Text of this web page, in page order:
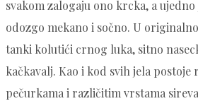
svakom zalogaju ono krcka, a
odozgo mekano i sočno. U
tanki kolutići crnog luka, sitno
kačkavalj. Kao i kod svih jela postoje
pečurkama i različitim vrstama